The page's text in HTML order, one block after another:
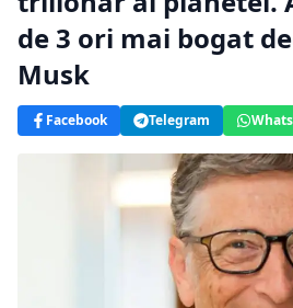
de 3 ori mai bogat
Musk
Facebook Telegram